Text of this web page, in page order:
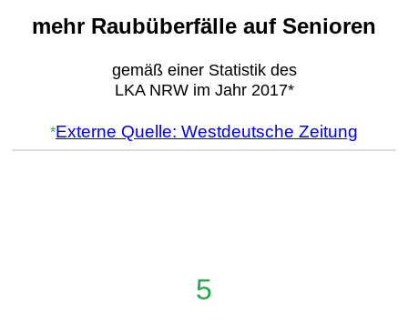
mehr Raubüberfälle auf Senioren
gemäß einer Statistik des
LKA NRW im Jahr 2017*
*Externe Quelle: Westdeutsche Zeitung
5